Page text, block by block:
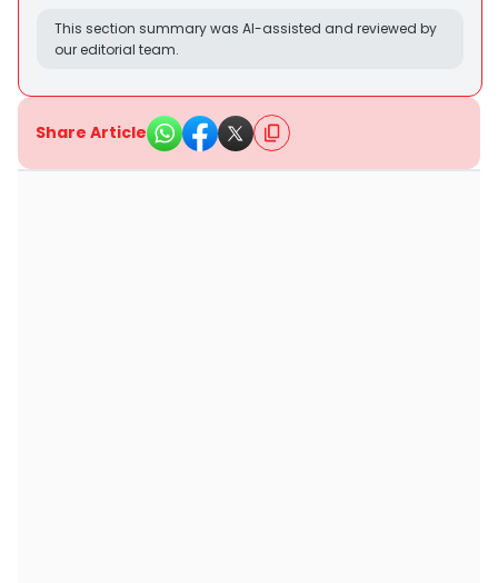
This section summary was AI-assisted and reviewed by
our editorial team.
Share Article